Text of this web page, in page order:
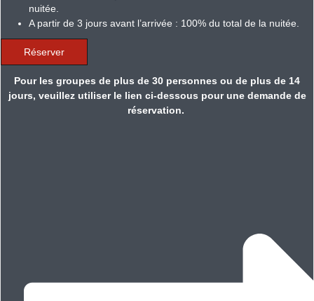
nuitée.
A partir de 3 jours avant l’arrivée : 100% du total de la nuitée.
Réserver
Pour les groupes de plus de 30 personnes ou de plus de 14
jours, veuillez utiliser le lien ci-dessous pour une demande de
réservation.